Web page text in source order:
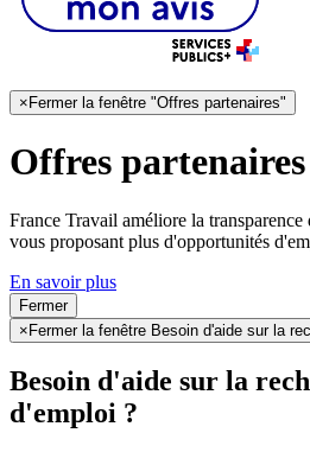
×Fermer la fenêtre "Offres partenaires"
Offres partenaires
France Travail améliore la
vous proposant plus d'opportunités
En savoir plus
Fermer
×Fermer la fenêtre Besoin d'aide sur la
Besoin d'aide sur la
d'emploi ?